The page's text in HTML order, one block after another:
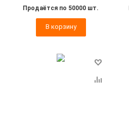
Продаётся по 50000 шт.
В корзину